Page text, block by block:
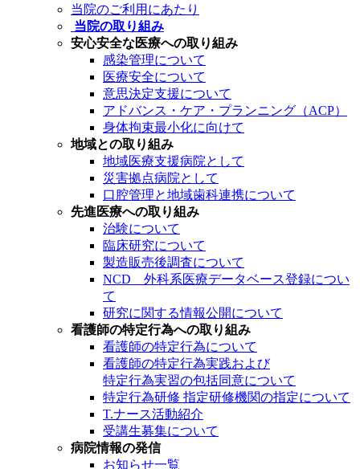
当院のご利用にあたり
当院の取り組み
安心安全な医療への取り組み
感染管理について
医療安全について
意思決定支援について
アドバンス・ケア・プランニング（ACP）
身体拘束最小化に向けて
地域との取り組み
地域医療支援病院として
災害拠点病院として
口腔管理と地域歯科連携について
先進医療への取り組み
治験について
臨床研究について
製造販売後調査について
NCD 外科系医療データベース登録につい
て
研究に関する情報公開について
看護師の特定行為への取り組み
看護師の特定行為について
看護師の特定行為実践および
特定行為実習の包括同意について
特定行為研修 指定研修機関の指定について
T.ナース活動紹介
受講生募集について
病院情報の発信
お知らせ一覧